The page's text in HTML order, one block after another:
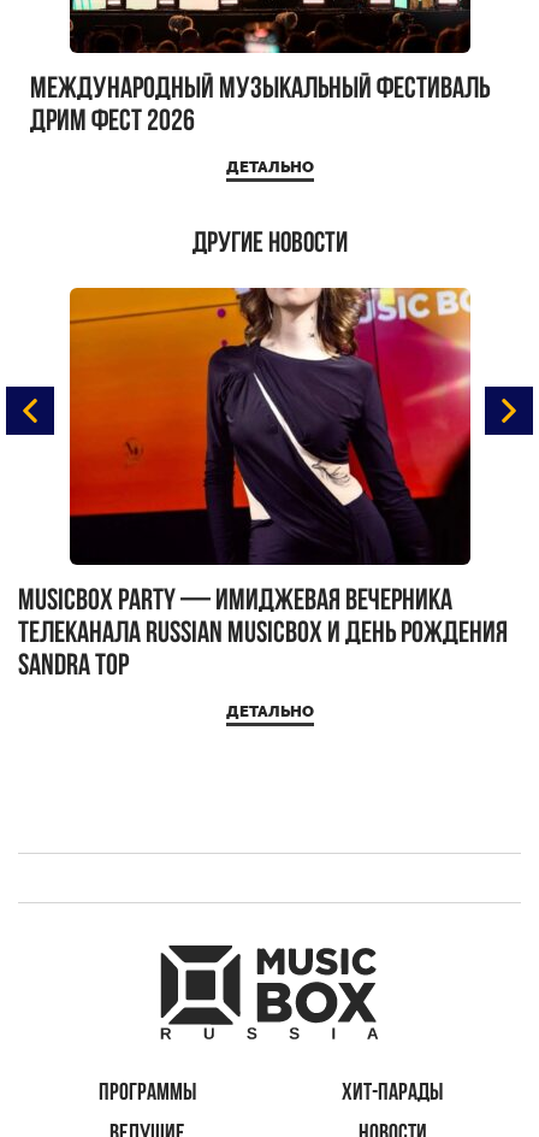
Международный музыкальный фестиваль
ДРИМ ФЕСТ 2026
ДЕТАЛЬНО
Другие новости
MUSICBOX PARTY — имиджевая вечерника
телеканала RUSSIAN MUSICBOX и день рождения
Sandra Top
ДЕТАЛЬНО
ПРОГРАММЫ
ХИТ-ПАРАДЫ